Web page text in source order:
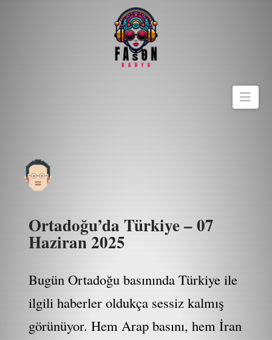
Ortadoğu’da Türkiye – 07
Haziran 2025
Bugün Ortadoğu basınında Türkiye ile
ilgili haberler oldukça sessiz kalmış
görünüyor. Hem Arap basını, hem İran